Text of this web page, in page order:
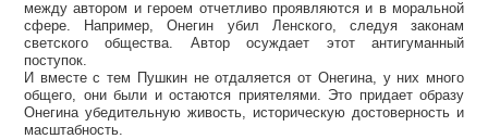
между автором и героем отчетливо проявляются и в моральной
сфере. Например, Онегин убил Ленского, следуя законам
светского общества. Автор осуждает этот антигуманный
поступок.
И вместе с тем Пушкин не отдаляется от Онегина, у них много
общего, они были и остаются приятелями. Это придает образу
Онегина убедительную живость, историческую достоверность и
масштабность.